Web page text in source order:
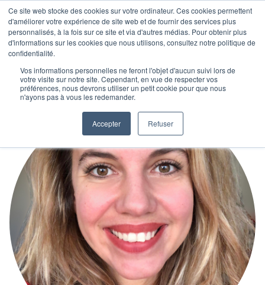
Ce site web stocke des cookies sur votre ordinateur. Ces cookies permettent
d'améliorer votre expérience de site web et de fournir des services plus
personnalisés, à la fois sur ce site et via d'autres médias. Pour obtenir plus
d'informations sur les cookies que nous utilisons, consultez notre politique de
confidentialité.
Vos informations personnelles ne feront l'objet d'aucun suivi lors de
votre visite sur notre site. Cependant, en vue de respecter vos
préférences, nous devrons utiliser un petit cookie pour que nous
n'ayons pas à vous les redemander.
Accepter Refuser